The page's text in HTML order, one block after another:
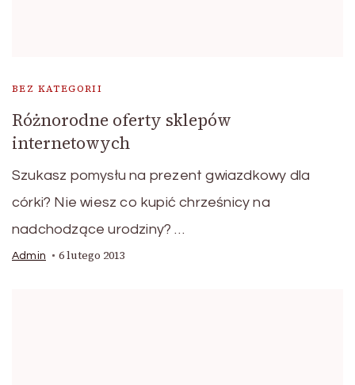
BEZ KATEGORII
Różnorodne oferty sklepów
internetowych
Szukasz pomysłu na prezent gwiazdkowy dla
córki? Nie wiesz co kupić chrześnicy na
nadchodzące urodziny? …
Admin 6 lutego 2013